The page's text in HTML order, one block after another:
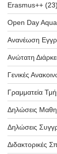
Erasmus++ (23)
Open Day
Ανανέωση
Ανώτατη
Γενικές
Γραμματεία
Δηλώσεις
Δηλώσεις
Διδακτορικές